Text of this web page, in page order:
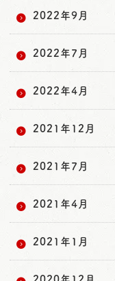
2022年9月
2022年7月
2022年4月
2021年12月
2021年7月
2021年4月
2021年1月